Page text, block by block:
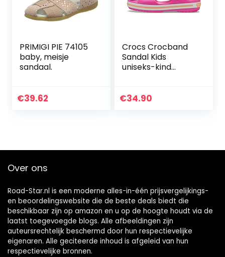
PRIMIGI PIE 74105
baby, meisje
sandaal.
€39.62
Crocs Crocband
Sandal Kids
uniseks-kind
€34.90
Over ons
Road-Star.nl is een moderne alles-in-één prijsvergelijkings-
en beoordelingswebsite die de beste deals biedt die
beschikbaar zijn op amazon en u op de hoogte houdt via de
laatst toegevoegde blogs. Alle afbeeldingen zijn
auteursrechtelijk beschermd door hun respectievelijke
eigenaren. Alle geciteerde inhoud is afgeleid van hun
respectievelijke bronnen.